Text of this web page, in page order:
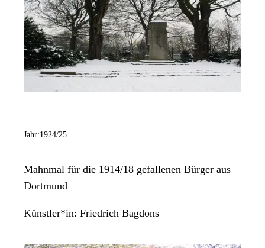
Jahr:1924/25
Mahnmal für die 1914/18 gefallenen Bürger aus
Dortmund
Künstler*in: Friedrich Bagdons